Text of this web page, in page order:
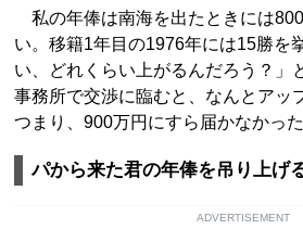
私の年俸は南海を出たときには
い。移籍1年目の1976年には15勝を
い、どれくらい上がるんだろう？」
事務所で交渉に臨むと、なんとアッ
つまり、900万円にすら届かなかった
パから来た君の年俸を吊り上げ
ADVERTISEMENT